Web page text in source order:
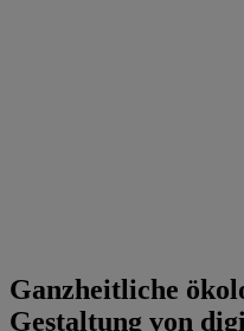
Ganzheitliche
Gestaltung von